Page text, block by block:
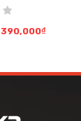
390,000₫